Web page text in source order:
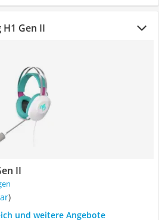
H1 Gen II
II
)
und weitere Angebote